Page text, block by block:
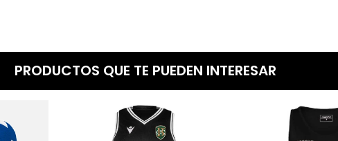
PRODUCTOS QUE TE PUEDEN INTERESAR